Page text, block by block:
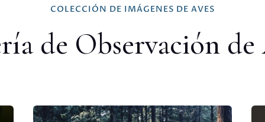
COLECCIÓN DE IMÁGENES DE AVES
de Observación de